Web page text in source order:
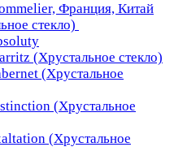
Франция, Китай
стекло)
(Хрустальное стекло)
(Хрустальное
(Хрустальное
(Хрустальное